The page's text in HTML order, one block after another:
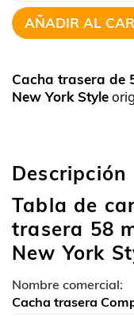
AÑADIR AL
Cacha trasera de
New York Style
Descripción
Tabla de
trasera 58
New York
Nombre comercial:
Cacha trasera